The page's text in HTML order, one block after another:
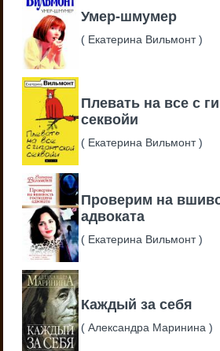
Умер-шмумер
( Екатерина Вильмонт)
Плевать на все с
секвойи
( Екатерина Вильмонт)
Проверим на
адвоката
( Екатерина Вильмонт)
Каждый за себя
(Александра Маринина)